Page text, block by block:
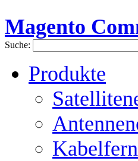
Magento
Suche:
Produkte